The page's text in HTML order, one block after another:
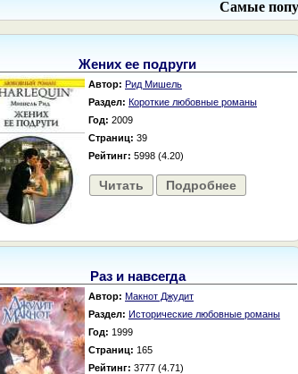
Самые
Жених ее подруги
Автор: Рид Мишель
Раздел: Короткие любовные романы
Год: 2009
Страниц: 39
Рейтинг: 5998 (4.20)
Читать Подробнее
Раз и навсегда
Автор: Макнот Джудит
Раздел: Исторические любовные романы
Год: 1999
Страниц: 165
Рейтинг: 3777 (4.71)